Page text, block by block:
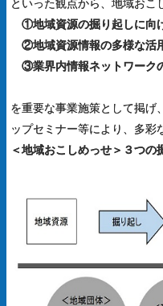
といった観点から、地域おこ
①地域資源の掘り起しに向
②地域資源情報の多様な活
③業界内情報ネットワーク
を重要な事業施策として掲げ
ップセミナー等により、多彩
＜地域おこしめっせ＞３つの